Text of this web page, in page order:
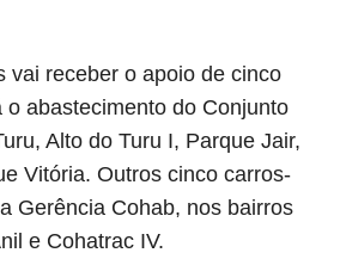
vai receber o apoio de cinco
o abastecimento do Conjunto
Alto do Turu I, Parque Jair,
Vitória. Outros cinco carros-
Gerência Cohab, nos bairros
e Cohatrac IV.